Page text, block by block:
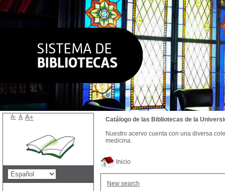
Inicio
New search
Catálogo de las Bibliotecas de la
Nuestro acervo cuenta con una diversa
medicina.
A- A A+